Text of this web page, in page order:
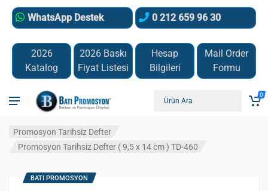
WhatsApp Destek 0 212 659 96 30
2026
Katalog
2026 Baskı
Fiyat Listesi
Hesap
Bilgileri
Mail Order
Formu
0
Promosyon Tarihsiz Defter
Promosyon Tarihsiz Defter ( 9,5 x 14 cm ) TD-460
BATI PROMOSYON